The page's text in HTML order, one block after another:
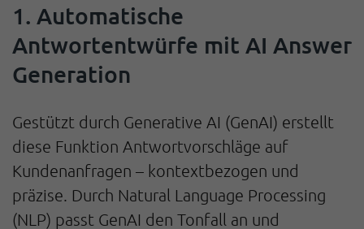
1. Automatische
Antwortentwürfe mit AI Answer
Generation
Gestützt durch Generative AI (GenAI) erstellt
diese Funktion Antwortvorschläge auf
Kundenanfragen – kontextbezogen und
präzise. Durch Natural Language Processing
(NLP) passt GenAI den Tonfall an und